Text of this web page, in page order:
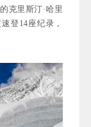
克里斯汀·哈里
登14座纪录，